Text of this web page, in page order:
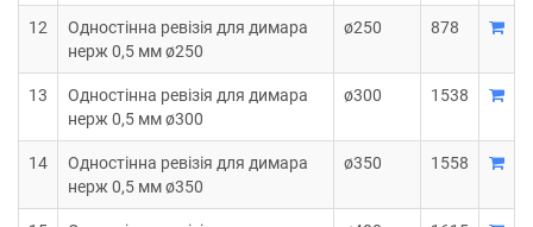
12
Одностінна ревізія для димара
нерж 0,5 мм ø250
ø250 878
13
Одностінна ревізія для димара
нерж 0,5 мм ø300
ø300 1538
14
Одностінна ревізія для димара
нерж 0,5 мм ø350
ø350 1558